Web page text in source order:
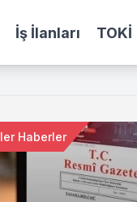
İş İlanları TOKİ
Haberler